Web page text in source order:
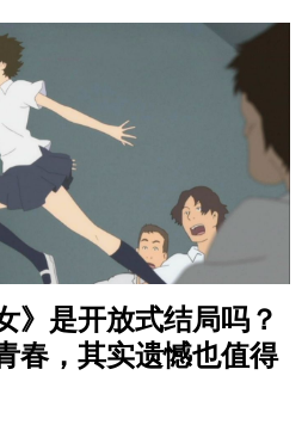
》是开放式结局吗？
春，其实遗憾也值得